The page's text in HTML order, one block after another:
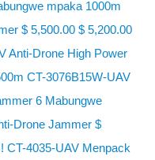
mpaka 1000m
$ 5,500.00 $ 5,200.00
Anti-Drone High Power
CT-3076B15W-UAV
6 Mabungwe
Drone Jammer $
CT-4035-UAV Menpack